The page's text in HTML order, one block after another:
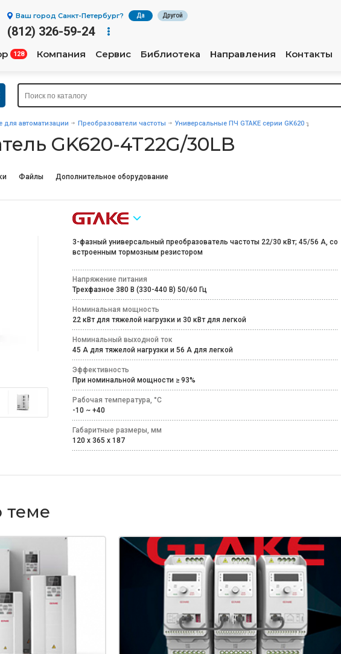
Ваш город Санкт-Петербург? Да Другой
(812) 326-59-24
128 Компания Сервис Библиотека Направления Контакты
для автоматизации Преобразователи частоты Универсальные ПЧ GTAKE серии GK620
GK620-4T22G/30LB
Файлы Дополнительное оборудование
3-фазный универсальный преобразователь частоты 22/30 кВт; 45/56 А, со
встроенным тормозным резистором
Напряжение питания
Трехфазное 380 В (330-440 В) 50/60 Гц
Номинальная мощность
22 кВт для тяжелой нагрузки и 30 кВт для легкой
Номинальный выходной ток
45 А для тяжелой нагрузки и 56 А для легкой
Эффективность
При номинальной мощности ≥ 93%
Рабочая температура, °C
-10 ~ +40
Габаритные размеры, мм
120 x 365 x 187
теме